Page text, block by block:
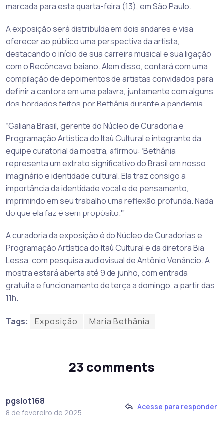
marcada para esta quarta-feira (13), em São Paulo.
A exposição será distribuída em dois andares e visa
oferecer ao público uma perspectiva da artista,
destacando o início de sua carreira musical e sua ligação
com o Recôncavo baiano. Além disso, contará com uma
compilação de depoimentos de artistas convidados para
definir a cantora em uma palavra, juntamente com alguns
dos bordados feitos por Bethânia durante a pandemia.
“Galiana Brasil, gerente do Núcleo de Curadoria e
Programação Artística do Itaú Cultural e integrante da
equipe curatorial da mostra, afirmou: ‘Bethânia
representa um extrato significativo do Brasil em nosso
imaginário e identidade cultural. Ela traz consigo a
importância da identidade vocal e de pensamento,
imprimindo em seu trabalho uma reflexão profunda. Nada
do que ela faz é sem propósito.'”
A curadoria da exposição é do Núcleo de Curadorias e
Programação Artística do Itaú Cultural e da diretora Bia
Lessa, com pesquisa audiovisual de Antônio Venâncio. A
mostra estará aberta até 9 de junho, com entrada
gratuita e funcionamento de terça a domingo, a partir das
11h.
Tags: Exposição Maria Bethânia
23 comments
pgslot168
8 de fevereiro de 2025
Acesse para responder